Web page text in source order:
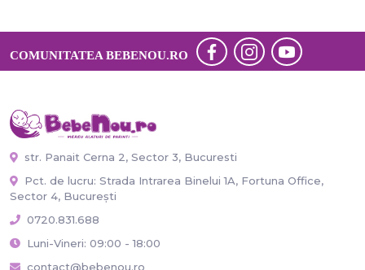
COMUNITATEA BEBENOU.RO
str. Panait Cerna 2, Sector 3, Bucuresti
Pct. de lucru: Strada Intrarea Binelui 1A, Fortuna Office,
Sector 4, București
0720.831.688
Luni-Vineri: 09:00 - 18:00
contact@bebenou.ro